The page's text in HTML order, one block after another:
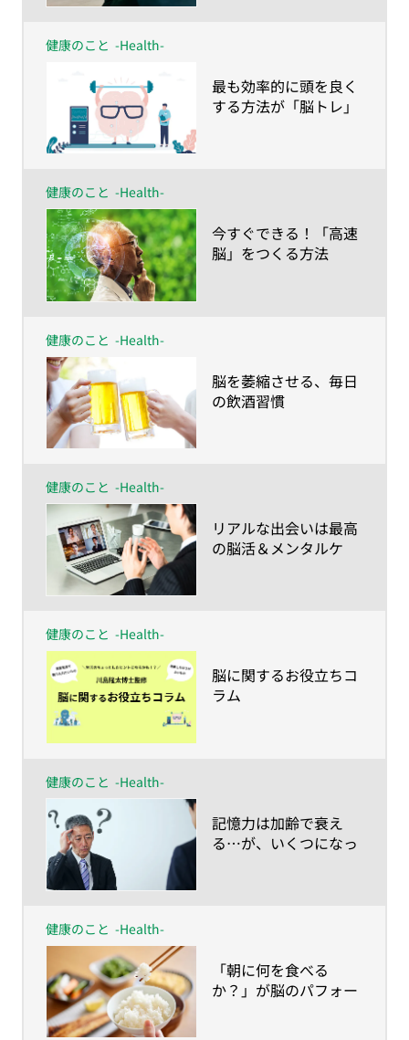
健康のこと -Health-
​最も効率的に頭を良く
する方法が「脳トレ」
健康のこと -Health-
​今すぐできる！「高速
脳」をつくる方法
健康のこと -Health-
​脳を萎縮させる、毎日
の飲酒習慣
健康のこと -Health-
​リアルな出会いは最高
の脳活＆メンタルケ
健康のこと -Health-
​脳に関するお役立ちコ
ラム
健康のこと -Health-
​記憶力は加齢で衰え
る…が、いくつになっ
健康のこと -Health-
​「朝に何を食べる
か？」が脳のパフォー